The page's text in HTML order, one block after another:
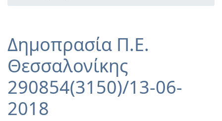
Δημοπρασία Π.Ε.
Θεσσαλονίκης
290854(3150)/13-06-
2018